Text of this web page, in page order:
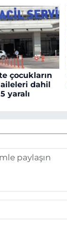
çocukların
dahil
yaralı